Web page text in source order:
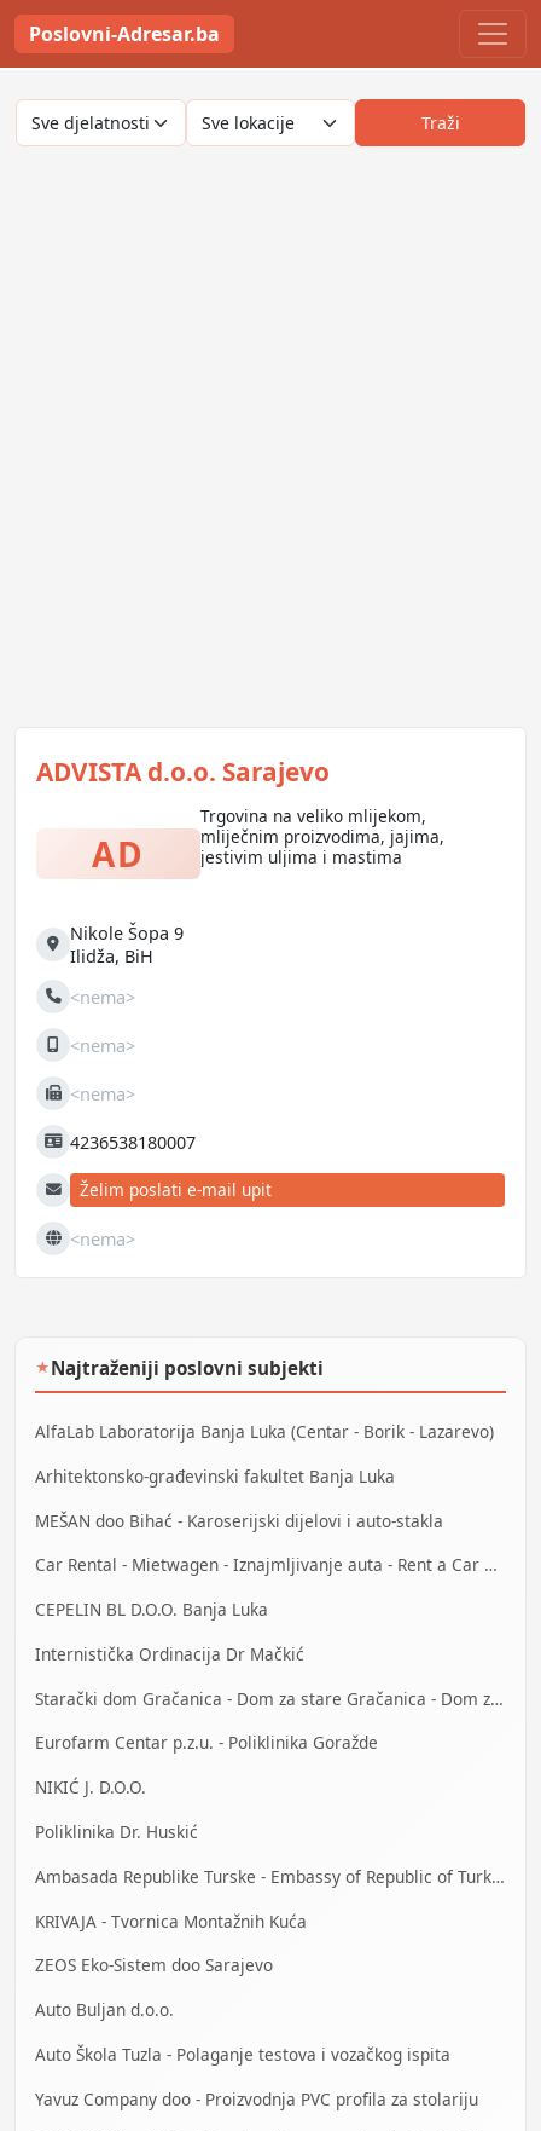
Poslovni-Adresar.ba
Traži
ADVISTA d.o.o. Sarajevo
AD
Trgovina na veliko mlijekom,
mliječnim proizvodima, jajima,
jestivim uljima i mastima
Adresa
Nikole Šopa 9
Ilidža, BiH
Telefon<nema>
Mobilni<nema>
Fax <nema>
JIB 4236538180007
E-mailŽelim poslati e-mail upit
Web <nema>
★Najtraženiji poslovni subjekti
AlfaLab Laboratorija Banja Luka (Centar - Borik - Lazarevo)
Arhitektonsko-građevinski fakultet Banja Luka
MEŠAN doo Bihać - Karoserijski dijelovi i auto-stakla
Car Rental - Mietwagen - Iznajmljivanje auta - Rent a Car Bihać
CEPELIN BL D.O.O. Banja Luka
Internistička Ordinacija Dr Mačkić
Starački dom Gračanica - Dom za stare Gračanica - Dom za stara lica Gračanica
Eurofarm Centar p.z.u. - Poliklinika Goražde
NIKIĆ J. D.O.O.
Poliklinika Dr. Huskić
Ambasada Republike Turske - Embassy of Republic of Turkey
KRIVAJA - Tvornica Montažnih Kuća
ZEOS Eko-Sistem doo Sarajevo
Auto Buljan d.o.o.
Auto Škola Tuzla - Polaganje testova i vozačkog ispita
Yavuz Company doo - Proizvodnja PVC profila za stolariju